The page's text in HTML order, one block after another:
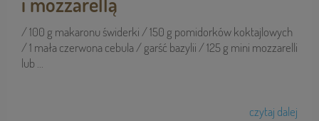
/ 100 g makaronu świderki / 150 g pomidorków koktajlowych
/ 1 mała czerwona cebula / garść bazylii / 125 g mini mozzarelli
lub ...
czytaj dalej